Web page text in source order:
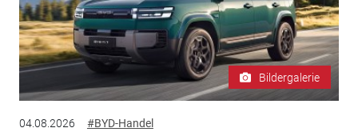
Bildergalerie
04.08.2026 #BYD-Handel